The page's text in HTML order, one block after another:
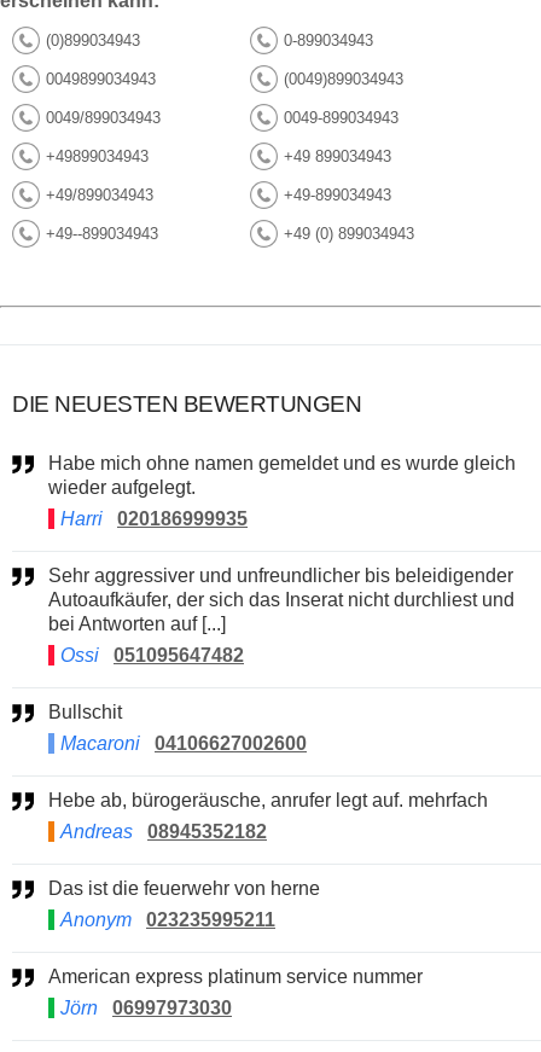
(0)899034943 0-899034943
0049899034943 (0049)899034943
0049/899034943 0049-899034943
+49899034943 +49 899034943
+49/899034943 +49-899034943
+49--899034943 +49 (0) 899034943
DIE NEUESTEN BEWERTUNGEN
Habe mich ohne namen gemeldet und es wurde gleich
wieder aufgelegt.
Harri
020186999935
Sehr aggressiver und unfreundlicher bis beleidigender
Autoaufkäufer, der sich das Inserat nicht durchliest und
bei Antworten auf [...]
Ossi
051095647482
Bullschit
Macaroni
04106627002600
Hebe ab, bürogeräusche, anrufer legt auf. mehrfach
Andreas
08945352182
Das ist die feuerwehr von herne
Anonym
023235995211
American express platinum service nummer
Jörn
06997973030